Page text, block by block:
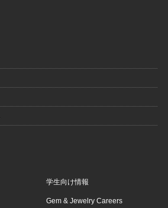
学生向け情報
Gem & Jewelry Careers